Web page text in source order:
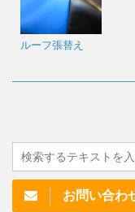
ルーフ張替え
お問い合わ